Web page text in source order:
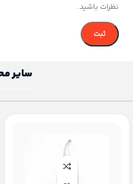
نظرات باشید.
سایر